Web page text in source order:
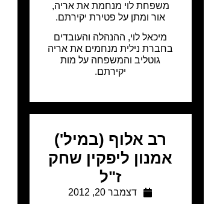
משפחת לוי מנחמת את אריה,
אור ומתן על פטירת יקירתם.
מיכאל לוי, ההנהלה והעובדים
בחברת נילית מנחמים את אריה
גוטליב והמשפחה על מות
יקירתם.
רב אלוף (במיל')
אמנון ליפקין שחק
ז"ל
דצמבר 20, 2012